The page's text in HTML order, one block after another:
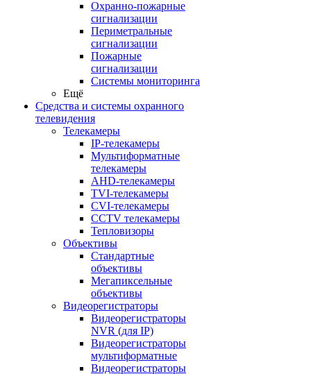
Охранно-пожарные
сигнализации
Периметральные
сигнализации
Пожарные
сигнализации
Системы мониторинга
Ещё
Средства и системы охранного
телевидения
Телекамеры
IP-телекамеры
Мультиформатные
телекамеры
AHD-телекамеры
TVI-телекамеры
CVI-телекамеры
CCTV телекамеры
Тепловизоры
Объективы
Стандартные
объективы
Мегапиксельные
объективы
Видеорегистраторы
Видеорегистраторы
NVR (для IP)
Видеорегистраторы
мультиформатные
Видеорегистраторы